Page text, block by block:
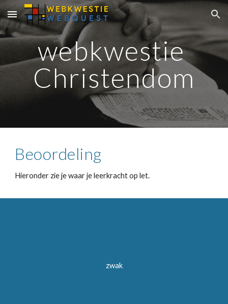
Skip to main content Skip to navigation
webkwestie
Christendom
Beoordeling
Hieronder zie je waar je leerkracht op let.
zwak